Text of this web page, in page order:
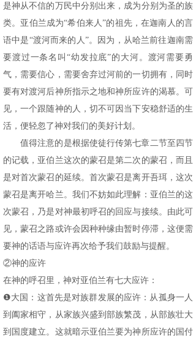
是神从不信的万民中分别出来，成为分别为圣的族
类。亚伯兰成为“希伯来人”的祖先，在迦南人的言
语中是“渡河而来的人”。因为，从哈兰前往迦南需
要渡过一条名叫“幼发拉底”的大河。渡河需要勇
气，需要信心，需要舍弃过河前的一切拥有，同时
要有对渡河后神所指示之地和神所应许的渴慕。可
见，一个跟随神的人，切不可因当下安稳舒适的生
活，便轻忽了神对我们的美好计划。
值得注意的是根据使徒行传第七章二节至四节
的记载，亚伯兰这次的蒙召是第二次的蒙召，而且
是对首次蒙召的延续。首次蒙召是离开吾珥，这次
蒙召是离开哈兰。我们不妨如此理解：亚伯兰的这
次蒙召，乃是对神最初呼召的回应与接续。由此可
见，蒙召之路或许会因种种缘由暂时停滞，这便需
要神的话语与应许再次给予我们鼓励与提醒。
②神的应许
在神的呼召里，神对亚伯兰有七大应许：
❶大国：这首先是对族群发展的应许：从孤身一人
到阖家相守，从家族兴盛到部族繁茂，从部族壮大
到国度建立。这就暗示亚伯兰要为神所应许的国付